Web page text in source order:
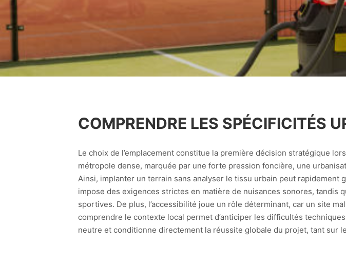
COMPRENDRE LES SPÉCIFICITÉS
Le choix de l’emplacement constitue la première décision stratégique lors
métropole dense, marquée par une forte pression foncière, une
Ainsi, implanter un terrain sans analyser le tissu urbain peut rapidement
impose des exigences strictes en matière de nuisances sonores, tandis
sportives. De plus, l’accessibilité joue un rôle déterminant, car un site
comprendre le contexte local permet d’anticiper les difficultés
neutre et conditionne directement la réussite globale du projet, tant sur